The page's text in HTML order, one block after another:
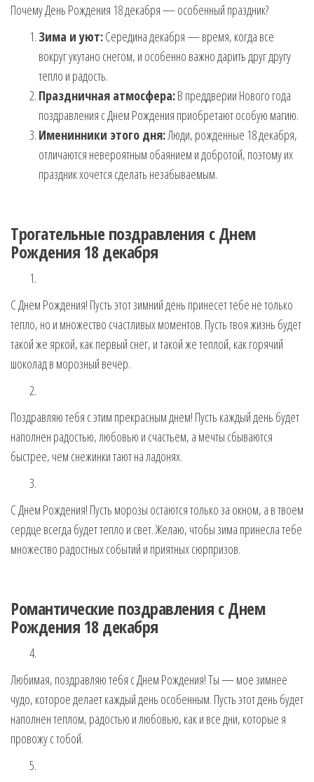
Почему День Рождения 18 декабря — особенный праздник?
Зима и уют:Середина декабря — время, когда все
вокруг укутано снегом, и особенно важно дарить друг другу
тепло и радость.
Праздничная атмосфера:В преддверии Нового года
поздравления с Днем Рождения приобретают особую магию.
Именинники этого дня:Люди, рожденные 18 декабря,
отличаются невероятным обаянием и добротой, поэтому их
праздник хочется сделать незабываемым.
Трогательные поздравления с Днем
Рождения 18 декабря
С Днем Рождения! Пусть этот зимний день принесет тебе не только
тепло, но и множество счастливых моментов. Пусть твоя жизнь будет
такой же яркой, как первый снег, и такой же теплой, как горячий
шоколад в морозный вечер.
Поздравляю тебя с этим прекрасным днем! Пусть каждый день будет
наполнен радостью, любовью и счастьем, а мечты сбываются
быстрее, чем снежинки тают на ладонях.
С Днем Рождения! Пусть морозы остаются только за окном, а в твоем
сердце всегда будет тепло и свет. Желаю, чтобы зима принесла тебе
множество радостных событий и приятных сюрпризов.
Романтические поздравления с Днем
Рождения 18 декабря
Любимая, поздравляю тебя с Днем Рождения! Ты — мое зимнее
чудо, которое делает каждый день особенным. Пусть этот день будет
наполнен теплом, радостью и любовью, как и все дни, которые я
провожу с тобой.